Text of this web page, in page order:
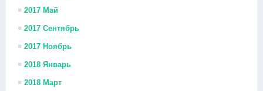
2017 Май
2017 Сентябрь
2017 Ноябрь
2018 Январь
2018 Март